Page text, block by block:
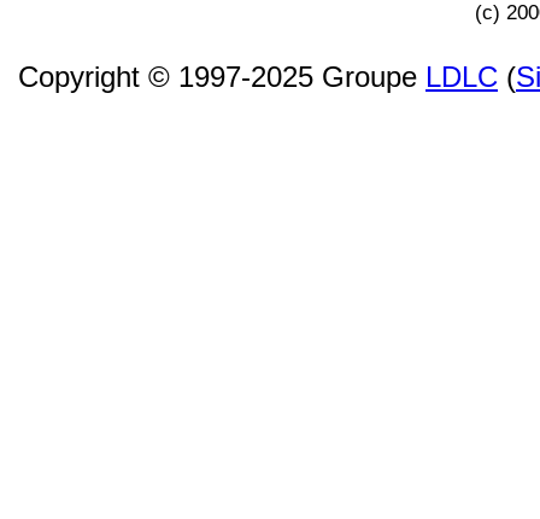
(c)
Copyright © 1997-2025 Groupe LDLC (